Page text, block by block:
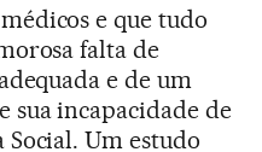
e que tudo
falta de
e de um
sua incapacidade de
Um estudo